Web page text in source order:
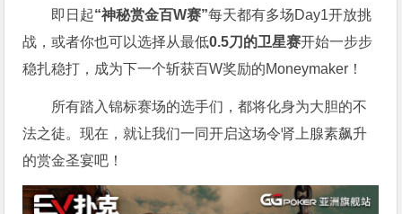
即日起“神秘赏金百W赛”每天都有多场Day1开放挑
战，或者你也可以选择从最低0.5刀的卫星赛开始一步步
稳扎稳打，成为下一个斩获百W奖励的Moneymaker！
所有踏入锦标赛场的选手们，都将化身为大胆的不
法之徒。现在，就让我们一同开启这场令肾上腺素飙升
的赏金圣宴吧！